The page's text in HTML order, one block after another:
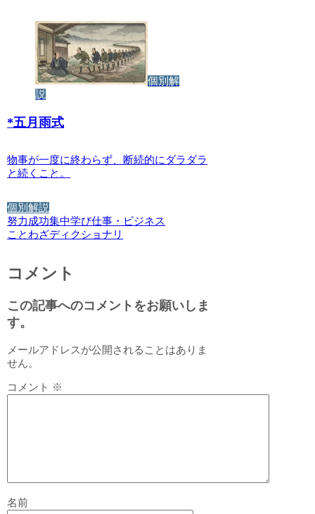
個別解
説
*五月雨式
物事が一度に終わらず、断続的にダラダラ
と続くこと。
個別解説
努力成功集中学び仕事・ビジネス
ことわざディクショナリ
コメント
この記事へのコメントをお願いしま
す。
メールアドレスが公開されることはありま
せん。
コメント ※
名前